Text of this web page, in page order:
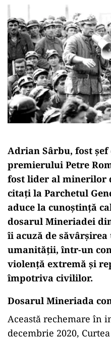
Adrian Sârbu, fost șef
premierului Petre
fost lider al minerilor
citați la Parchetul
aduce la cunoștință
dosarul Mineriadei
îi acuză de
umanității, într-un
violență extremă și
împotriva civililor.
Dosarul Mineriada
Această rechemare în
decembrie 2020,